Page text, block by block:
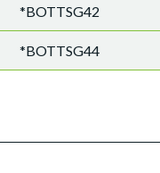
*BOTTSG42
*BOTTSG44